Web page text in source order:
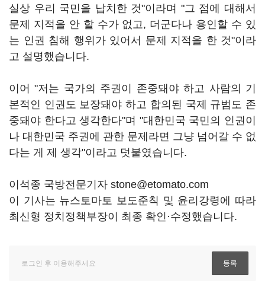
실상 우리 국민을 납치한 것"이라며 "그 점에 대해서
문제 지적을 안 할 수가 없고, 더군다나 용인할 수 있
는 인권 침해 행위가 있어서 문제 지적을 한 것"이라
고 설명했습니다.
이어 "저는 국가의 주권이 존중돼야 하고 사람의 기
본적인 인권도 보장돼야 하고 합의된 국제 규범도 존
중돼야 한다고 생각한다"며 "대한민국 국민의 인권이
나 대한민국 주권에 관한 문제라면 그냥 넘어갈 수 없
다는 게 제 생각"이라고 덧붙였습니다.
이석종 국방전문기자 stone@etomato.com
이 기사는 뉴스토마토 보도준칙 및 윤리강령에 따라
최신형 정치정책부장이 최종 확인·수정했습니다.